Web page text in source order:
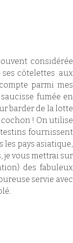
considérée
côtelettes  aux
parmi mes
fumée en
barder de la lotte
cochon ! On utilise
fournissent
les pays asiatique,
je vous mettrai sur
des fabuleux
servie avec